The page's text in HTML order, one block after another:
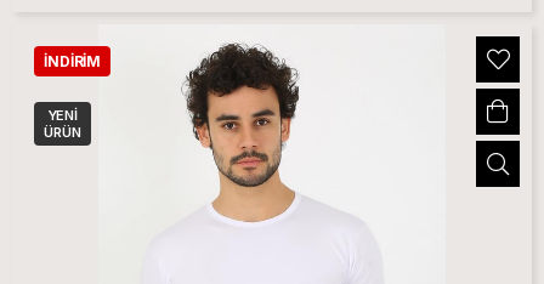
İNDIRIM
YENI
ÜRÜN